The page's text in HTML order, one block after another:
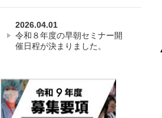
2026.04.01
令和８年度の早朝セミナー開
催日程が決まりました。